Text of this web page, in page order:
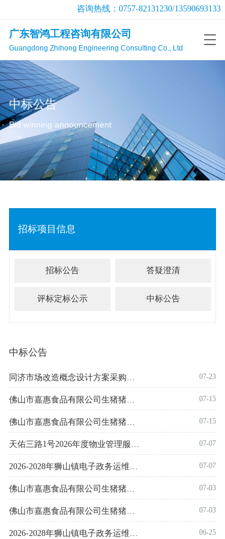
广东智鸿工程咨询有限公司
Guangdong Zhihong Engineering Consulting Co., Ltd
咨询热线： 0757-82131230/13590693133
T
g
g
a
t
o
中标公告
Bid winning announcement
招标项目信息
招标公告 答疑澄清
评标定标公示 中标公告
中标公告
同济市场改造概念设计方案采购项目结果公告 07-23
佛山市嘉惠食品有限公司生猪猪副产品项目第三期（第三次）结果公告 07-15
佛山市嘉惠食品有限公司生猪猪副产品项目第二期（第四次）结果公告 07-15
天佑三路1号2026年度物业管理服务项目结果公告 07-07
2026-2028年狮山镇电子政务运维服务项目-监理服务成交公告 07-07
佛山市嘉惠食品有限公司生猪猪副产品项目第三期（第二次）失败公告 07-03
佛山市嘉惠食品有限公司生猪猪副产品项目第二期（第三次）失败公告 07-03
2026-2028年狮山镇电子政务运维服务项目-监理服务终止公告 06-25